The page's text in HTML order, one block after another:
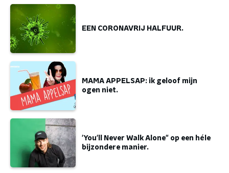
EEN CORONAVRIJ HALFUUR.
MAMA APPELSAP: ik geloof mijn
ogen niet.
'You'll Never Walk Alone" op een héle
bijzondere manier.